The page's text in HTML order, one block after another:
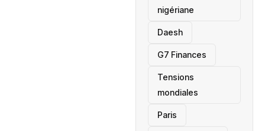
nigériane
Daesh
‎G7 Finances
Tensions
mondiales
Paris